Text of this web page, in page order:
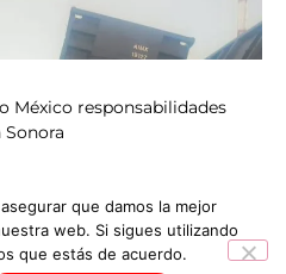
México responsabilidades
NOTICIAS
que damos la mejor
web. Si sigues utilizando
que estás de acuerdo.